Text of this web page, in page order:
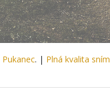
Pukanec. | Plná kvalita